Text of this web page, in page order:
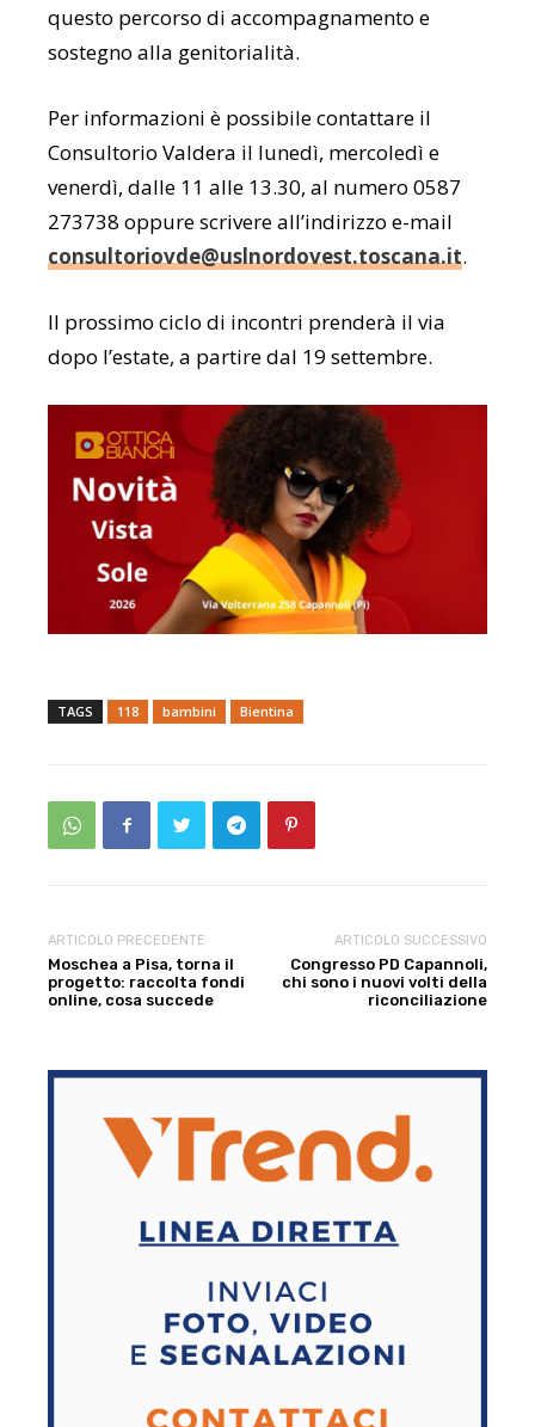
questo percorso di accompagnamento e
sostegno alla genitorialità.
Per informazioni è possibile contattare il
Consultorio Valdera il lunedì, mercoledì e
venerdì, dalle 11 alle 13.30, al numero 0587
273738 oppure scrivere all’indirizzo e-mail
consultoriovde@uslnordovest.toscana.it.
Il prossimo ciclo di incontri prenderà il via
dopo l’estate, a partire dal 19 settembre.
TAGS 118 bambini Bientina
ARTICOLO PRECEDENTE
Moschea a Pisa, torna il
progetto: raccolta fondi
online, cosa succede
ARTICOLO SUCCESSIVO
Congresso PD Capannoli,
chi sono i nuovi volti della
riconciliazione